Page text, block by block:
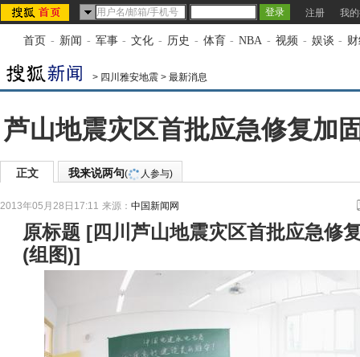
注册 我
首页 - 新闻 - 军事 - 文化 - 历史 - 体育 - NBA - 视频 - 娱谈 -
> 四川雅安地震 > 最新消息
芦山地震灾区首批应急修复加
正文 我来说两句( 人参与)
2013年05月28日17:11 来源： 中国新闻网
原标题 [四川芦山地震灾区首批应急修
(组图)]